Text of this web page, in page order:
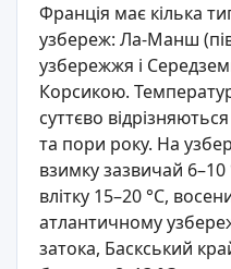
Франція має кілька
узбереж: Ла-Манш
узбережжя і
Корсикою.
суттєво
та пори року. На
взимку зазвичай 6–10
влітку 15–20 °C,
атлантичному
затока, Баскський